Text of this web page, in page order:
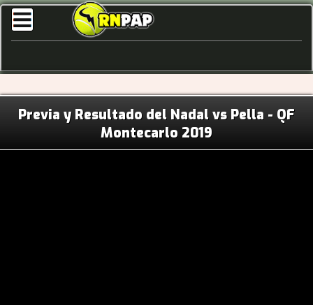
Previa y Resultado del Nadal vs Pella - QF
Montecarlo 2019